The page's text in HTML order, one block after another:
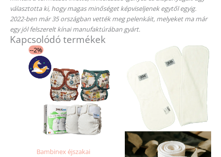
választotta ki, hogy magas minőséget képviseljenek egytől egyig.
2022-ben már 35 országban vették meg pelenkáit, melyeket ma már
egy jól felszerelt kínai manufaktúrában gyárt.
Kapcsolódó termékek
--2%
Bambinex éjszakai
28
950 Ft.
27
503 Ft.